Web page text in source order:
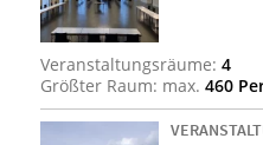
Veranstaltungsräume: 4
Größter Raum: max. 460